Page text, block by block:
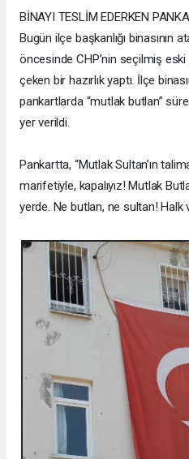
BİNAYI TESLİM EDERKEN
Bugün ilçe başkanlığı binasının
öncesinde CHP’nin seçilmiş
çeken bir hazırlık yaptı. İlçe
pankartlarda “mutlak butlan”
yer verildi.
Pankartta, “Mutlak Sultan’ın
marifetiyle, kapalıyız! Mutlak
yerde. Ne butlan, ne sultan! Halk